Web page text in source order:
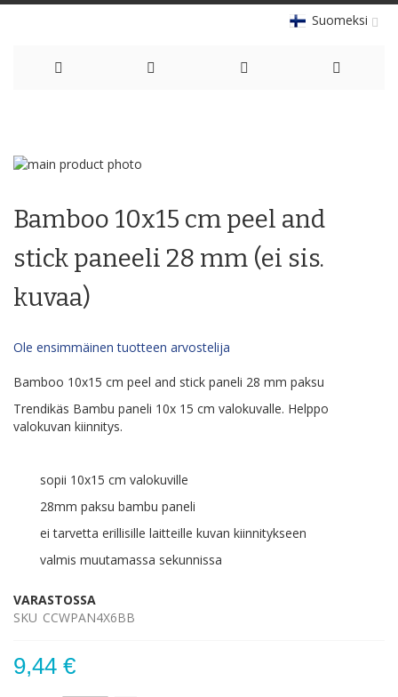
Suomeksi
Content
Skip
end
the
images
gallery
the
of
the
images
gallery
Bamboo 10x15 cm peel and
stick paneeli 28 mm (ei sis.
kuvaa)
Ole ensimmäinen tuotteen arvostelija
Bamboo 10x15 cm peel and stick paneli 28 mm paksu
Trendikäs Bambu paneli 10x 15 cm valokuvalle. Helppo
valokuvan kiinnitys.
sopii 10x15 cm valokuville
28mm paksu bambu paneli
ei tarvetta erillisille laitteille kuvan kiinnitykseen
valmis muutamassa sekunnissa
VARASTOSSA
SKU CCWPAN4X6BB
9,44 €